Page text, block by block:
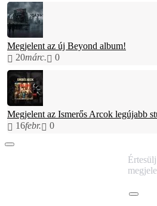
Megjelent az új Beyond album!
20márc. 0
Megjelent az Ismerős Arcok legújabb
16febr. 0